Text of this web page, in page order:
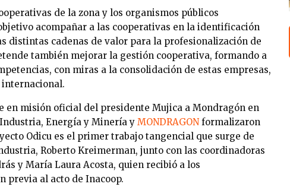
de la zona y los organismos públicos
acompañar a las cooperativas en la identificación
distintas cadenas de valor para la profesionalización de
también mejorar la gestión cooperativa, formando a
con miras a la consolidación de estas empresas,
internacional.
en misión oficial del presidente Mujica a Mondragón en
Energía y Minería y MONDRAGONformalizaron
Odicu es el primer trabajo tangencial que surge de
Roberto Kreimerman, junto con las coordinadoras
y María Laura Acosta, quien recibió a los
previa al acto de Inacoop.